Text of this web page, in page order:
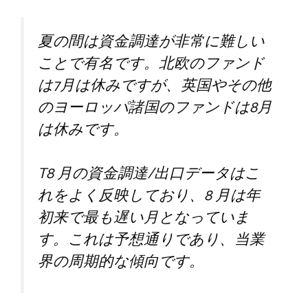
夏の間は資金調達が非常に難しい
ことで有名です。北欧のファンド
は7月は休みですが、英国やその他
のヨーロッパ諸国のファンドは8月
は休みです。
T8 月の資金調達/出口データはこ
れをよく反映しており、8 月は年
初来で最も遅い月となっていま
す。これは予想通りであり、当業
界の周期的な傾向です。